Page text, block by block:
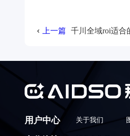
上一篇
用户中心 关于我们